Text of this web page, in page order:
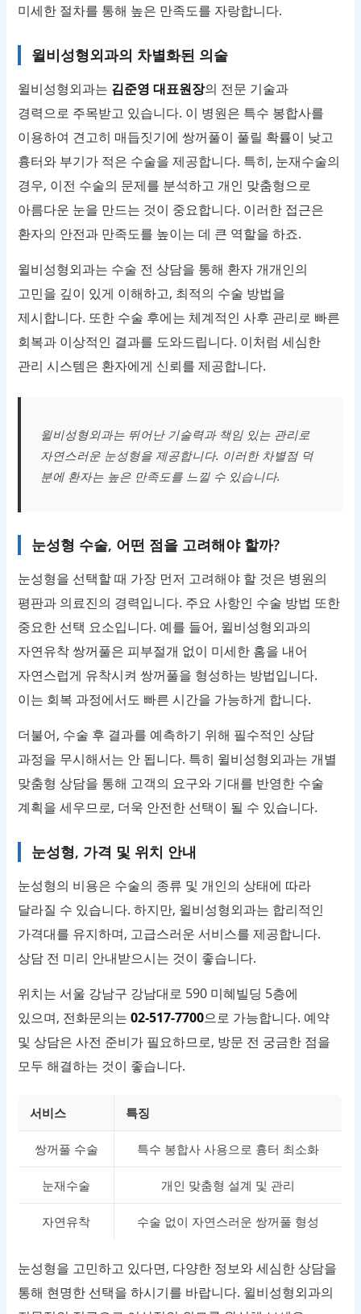
미세한 절차를 통해 높은 만족도를 자랑합니다.
윌비성형외과의 차별화된 의술
윌비성형외과는 김준영 대표원장의 전문 기술과
경력으로 주목받고 있습니다. 이 병원은 특수 봉합사를
이용하여 견고히 매듭짓기에 쌍꺼풀이 풀릴 확률이 낮고
흉터와 부기가 적은 수술을 제공합니다. 특히, 눈재수술의
경우, 이전 수술의 문제를 분석하고 개인 맞춤형으로
아름다운 눈을 만드는 것이 중요합니다. 이러한 접근은
환자의 안전과 만족도를 높이는 데 큰 역할을 하죠.
윌비성형외과는 수술 전 상담을 통해 환자 개개인의
고민을 깊이 있게 이해하고, 최적의 수술 방법을
제시합니다. 또한 수술 후에는 체계적인 사후 관리로 빠른
회복과 이상적인 결과를 도와드립니다. 이처럼 세심한
관리 시스템은 환자에게 신뢰를 제공합니다.
윌비성형외과는 뛰어난 기술력과 책임 있는 관리로
자연스러운 눈성형을 제공합니다. 이러한 차별점 덕
분에 환자는 높은 만족도를 느낄 수 있습니다.
눈성형 수술, 어떤 점을 고려해야 할까?
눈성형을 선택할 때 가장 먼저 고려해야 할 것은 병원의
평판과 의료진의 경력입니다. 주요 사항인 수술 방법 또한
중요한 선택 요소입니다. 예를 들어, 윌비성형외과의
자연유착 쌍꺼풀은 피부절개 없이 미세한 홈을 내어
자연스럽게 유착시켜 쌍꺼풀을 형성하는 방법입니다.
이는 회복 과정에서도 빠른 시간을 가능하게 합니다.
더불어, 수술 후 결과를 예측하기 위해 필수적인 상담
과정을 무시해서는 안 됩니다. 특히 윌비성형외과는 개별
맞춤형 상담을 통해 고객의 요구와 기대를 반영한 수술
계획을 세우므로, 더욱 안전한 선택이 될 수 있습니다.
눈성형, 가격 및 위치 안내
눈성형의 비용은 수술의 종류 및 개인의 상태에 따라
달라질 수 있습니다. 하지만, 윌비성형외과는 합리적인
가격대를 유지하며, 고급스러운 서비스를 제공합니다.
상담 전 미리 안내받으시는 것이 좋습니다.
위치는 서울 강남구 강남대로 590 미혜빌딩 5층에
있으며, 전화문의는02-517-7700으로 가능합니다. 예약
및 상담은 사전 준비가 필요하므로, 방문 전 궁금한 점을
모두 해결하는 것이 좋습니다.
서비스 특징
쌍꺼풀 수술 특수 봉합사 사용으로 흉터 최소화
눈재수술 개인 맞춤형 설계 및 관리
자연유착 수술 없이 자연스러운 쌍꺼풀 형성
눈성형을 고민하고 있다면, 다양한 정보와 세심한 상담을
통해 현명한 선택을 하시기를 바랍니다. 윌비성형외과의